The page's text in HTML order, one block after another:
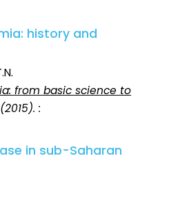
history and
from basic science to
:
in sub-Saharan